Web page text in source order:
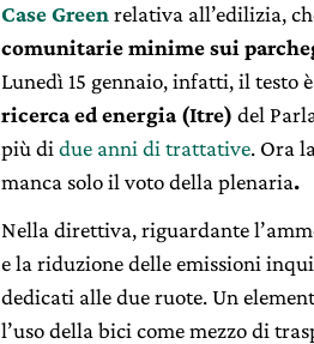
Case Green relativa all’edilizia,
comunitarie minime sui
Lunedì 15 gennaio, infatti, il testo
ricerca ed energia (Itre) del
più di due anni di trattative. Ora
manca solo il voto della plenaria.
Nella direttiva, riguardante
e la riduzione delle emissioni
dedicati alle due ruote. Un
l’uso della bici come mezzo di